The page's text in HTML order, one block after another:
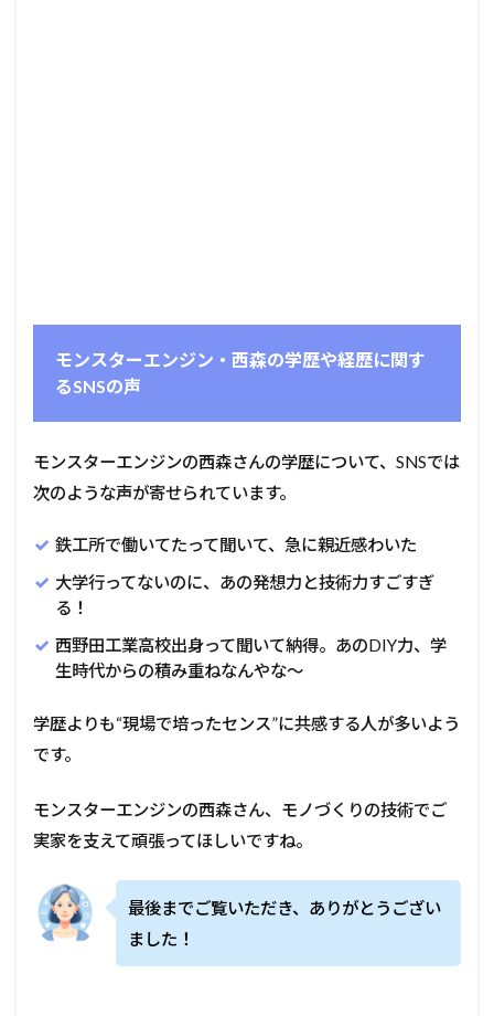
モンスターエンジン・西森の学歴や経歴に関す
るSNSの声
モンスターエンジンの西森さんの学歴について、SNSでは
次のような声が寄せられています。
鉄工所で働いてたって聞いて、急に親近感わいた
大学行ってないのに、あの発想力と技術力すごすぎ
る！
西野田工業高校出身って聞いて納得。あのDIY力、学
生時代からの積み重ねなんやな～
学歴よりも“現場で培ったセンス”に共感する人が多いよう
です。
モンスターエンジンの西森さん、モノづくりの技術でご
実家を支えて頑張ってほしいですね。
最後までご覧いただき、ありがとうござい
ました！